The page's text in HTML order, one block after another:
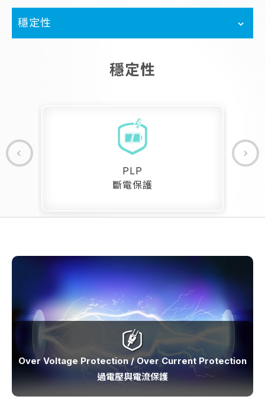
穩定性
穩定性
PLP
斷電保護
Over Voltage Protection / Over Current Protection
過電壓與電流保護